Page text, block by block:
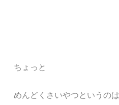
ちょっと
めんどくさいやつというの